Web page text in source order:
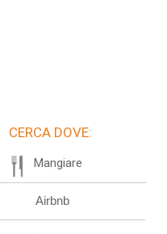
CERCA DOVE:
Mangiare
Airbnb